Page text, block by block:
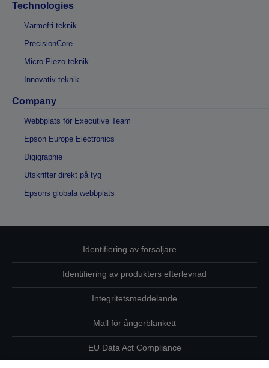
Technologies
Värmefri teknik
PrecisionCore
Micro Piezo-teknik
Innovativ teknik
Company
Webbplats för Executive Team
Epson Europe Electronics
Digigraphie
Utskrifter direkt på tyg
Epsons globala webbplats
Identifiering av försäljare
Identifiering av produkters efterlevnad
Integritetsmeddelande
Mall för ångerblankett
EU Data Act Compliance